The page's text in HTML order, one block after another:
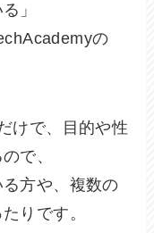
」
の
けで、目的や性
で、
方や、複数の
りです。